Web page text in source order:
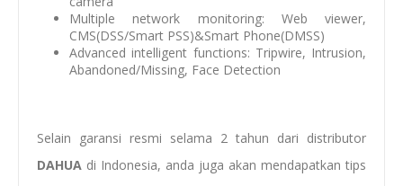
Multiple network monitoring: Web viewer,
CMS(DSS/Smart PSS)&Smart Phone(DMSS)
Advanced intelligent functions: Tripwire, Intrusion,
Abandoned/Missing, Face Detection
Selain garansi resmi selama 2 tahun dari distributor
DAHUA di Indonesia, anda juga akan mendapatkan tips